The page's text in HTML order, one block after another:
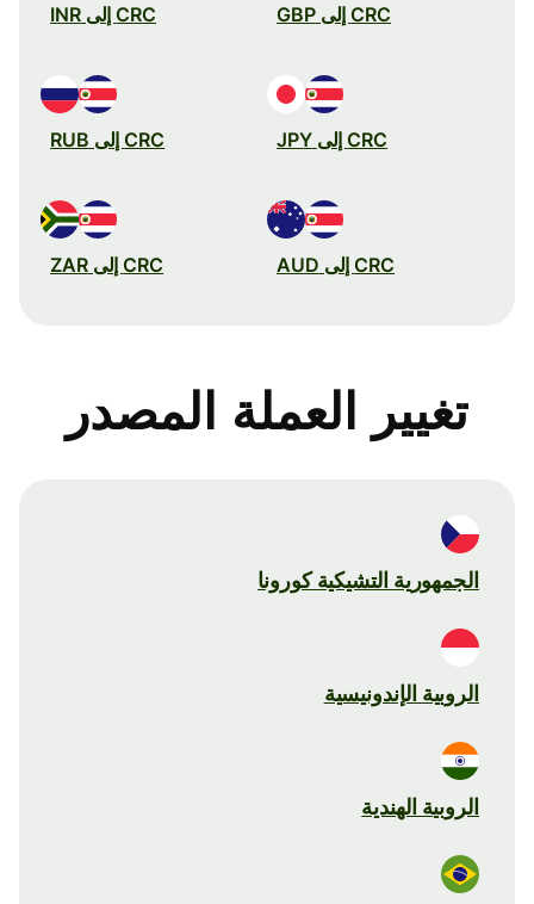
CRC إلى GBP CRC إلى INR
CRC إلى JPY CRC إلى RUB
CRC إلى AUD CRC إلى ZAR
تغيير العملة المصدر
الجمهورية التشيكية كورونا
الروبية الإندونيسية
الروبية الهندية